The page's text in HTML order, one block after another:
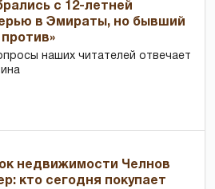
с 12-летней
в Эмираты, но бывший
наших читателей отвечает
недвижимости Челнов
кто сегодня покупает